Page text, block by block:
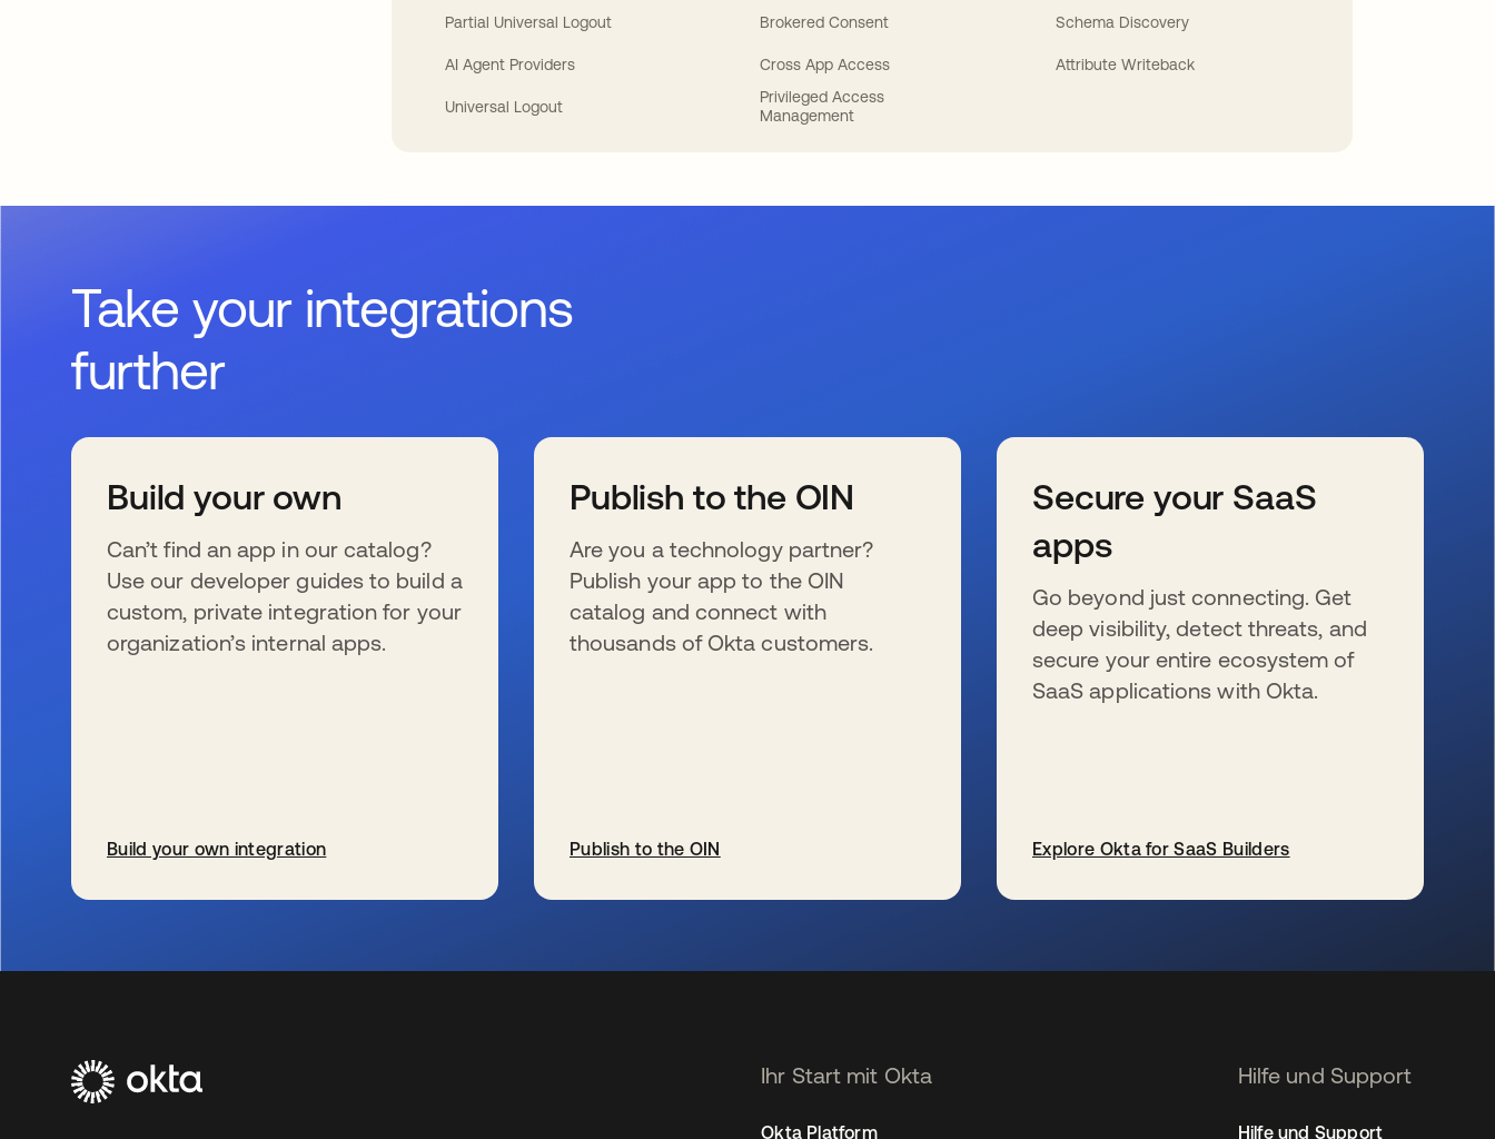
Partial Universal Logout
AI Agent Providers
Universal Logout
Brokered Consent
Cross App Access
Privileged Access
Management
Schema Discovery
Attribute Writeback
Take your integrations
further
Build your own
Can’t find an app in our catalog?
Use our developer guides to build a
custom, private integration for your
organization’s internal apps.
Build your own integration
Publish to the OIN
Are you a technology partner?
Publish your app to the OIN
catalog and connect with
thousands of Okta customers.
Publish to the OIN
Secure your SaaS
apps
Go beyond just connecting. Get
deep visibility, detect threats, and
secure your entire ecosystem of
SaaS applications with Okta.
Explore Okta for SaaS Builders
Ihr Start mit Okta
Okta Platform
Hilfe und Support
Hilfe und Support